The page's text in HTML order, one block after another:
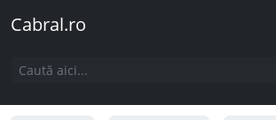
Cabral.ro